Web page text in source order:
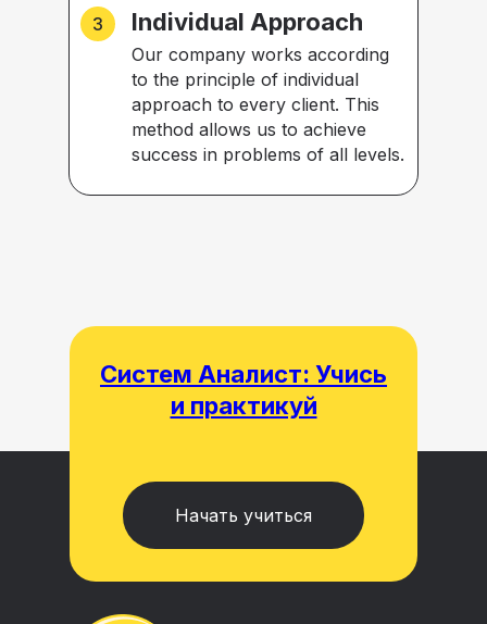
Individual Approach
Our company works according
to the principle of individual
approach to every client. This
method allows us to achieve
success in problems of all levels.
Систем Аналист: Учись
и практикуй
Начать учиться